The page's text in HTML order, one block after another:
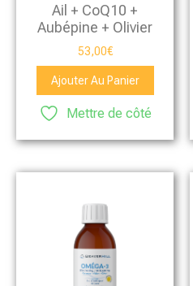
Ail + CoQ10 +
Aubépine + Olivier
53,00€
Ajouter Au Panier
Mettre de côté